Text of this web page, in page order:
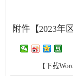
附件【2023年
【下载